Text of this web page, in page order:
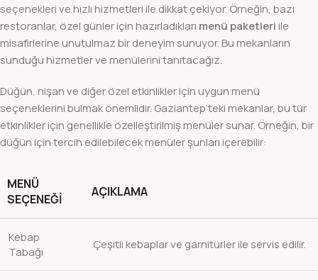
seçenekleri ve hızlı hizmetleri ile dikkat çekiyor. Örneğin, bazı
restoranlar, özel günler için hazırladıkları menü paketleri ile
misafirlerine unutulmaz bir deneyim sunuyor. Bu mekanların
sunduğu hizmetler ve menülerini tanıtacağız.
Düğün, nişan ve diğer özel etkinlikler için uygun menü
seçeneklerini bulmak önemlidir. Gaziantep’teki mekanlar, bu tür
etkinlikler için genellikle özelleştirilmiş menüler sunar. Örneğin, bir
düğün için tercih edilebilecek menüler şunları içerebilir:
MENÜ
SEÇENEĞI
AÇIKLAMA
Kebap
Tabağı
Çeşitli kebaplar ve garnitürler ile servis edilir.